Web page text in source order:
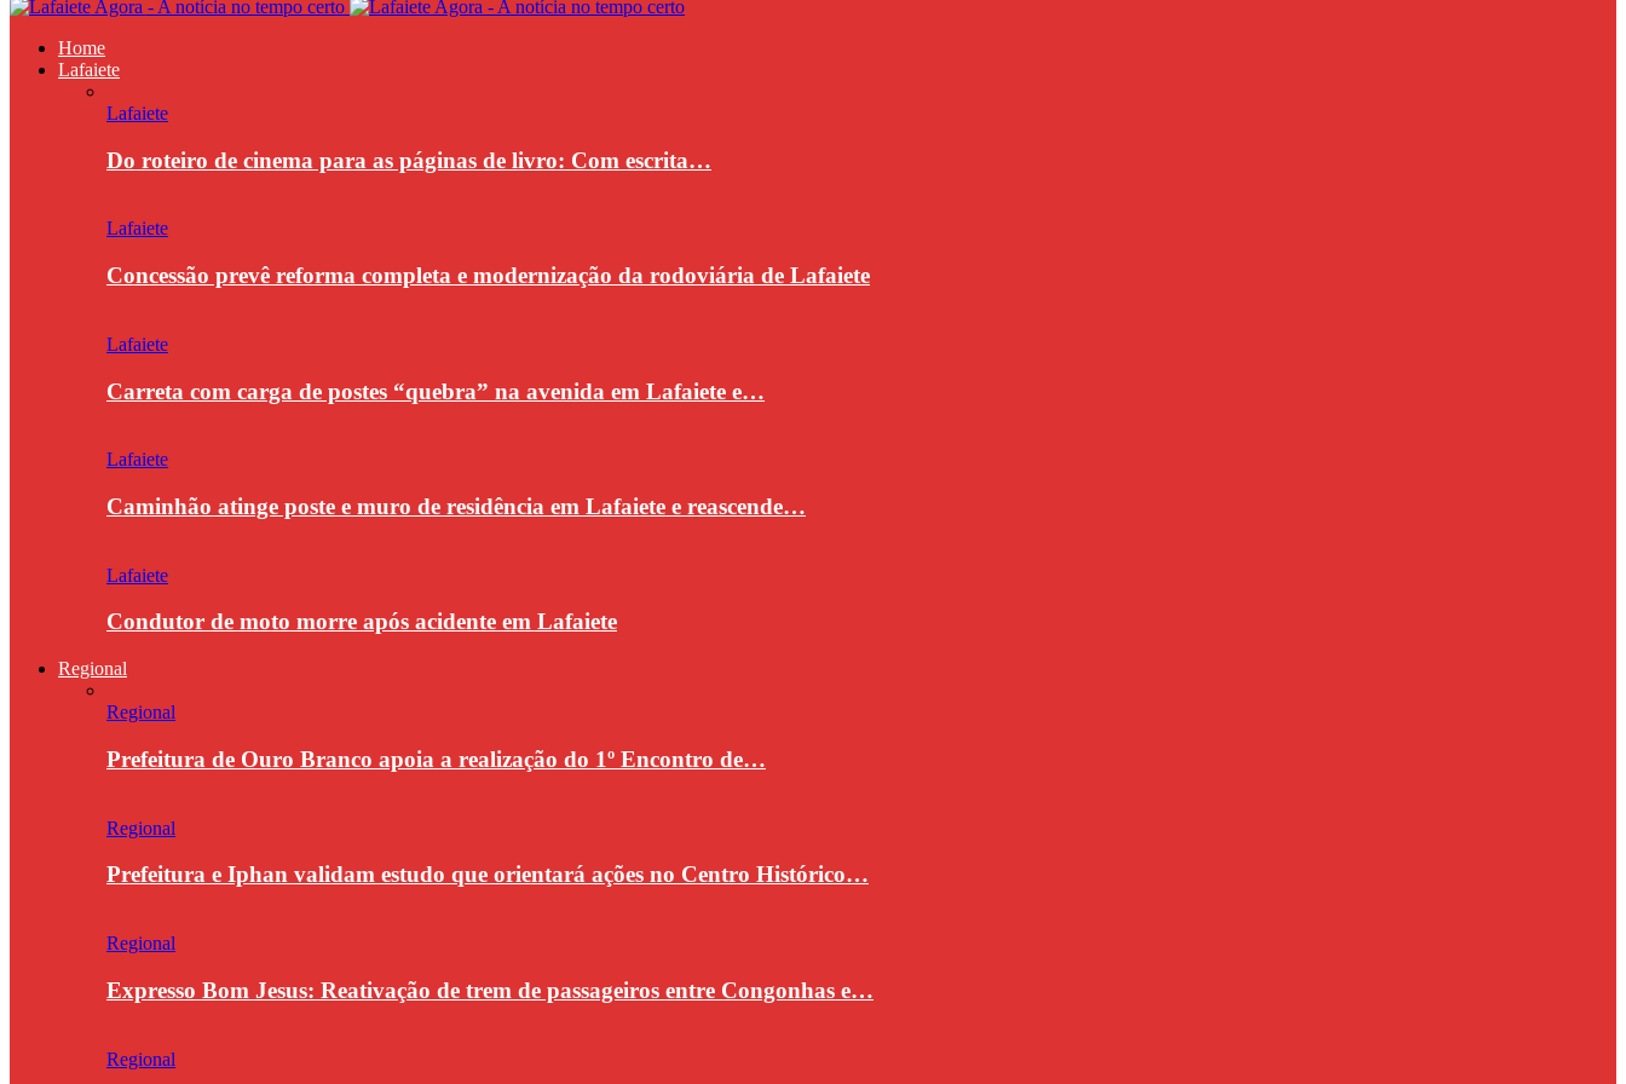
Home
Lafaiete
Lafaiete
Do roteiro de cinema para as páginas de livro: Com escrita…
Lafaiete
Concessão prevê reforma completa e modernização da rodoviária de Lafaiete
Lafaiete
Carreta com carga de postes “quebra” na avenida em Lafaiete e…
Lafaiete
Caminhão atinge poste e muro de residência em Lafaiete e reascende…
Lafaiete
Condutor de moto morre após acidente em Lafaiete
Regional
Regional
Prefeitura de Ouro Branco apoia a realização do 1º Encontro de…
Regional
Prefeitura e Iphan validam estudo que orientará ações no Centro Histórico…
Regional
Expresso Bom Jesus: Reativação de trem de passageiros entre Congonhas e…
Regional